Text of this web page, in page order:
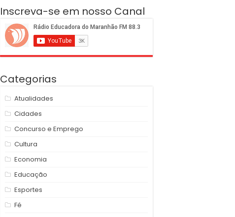
Inscreva-se em nosso Canal
Categorias
Atualidades
Cidades
Concurso e Emprego
Cultura
Economia
Educação
Esportes
Fé